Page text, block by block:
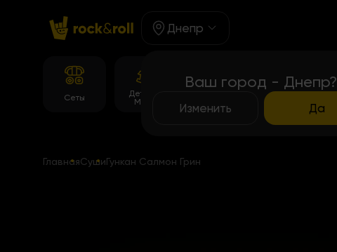
Днепр
Ваш город - Днепр?
Изменить Да
Сеты
Детское
Меню
ГлавнаяСушиГункан Салмон Грин